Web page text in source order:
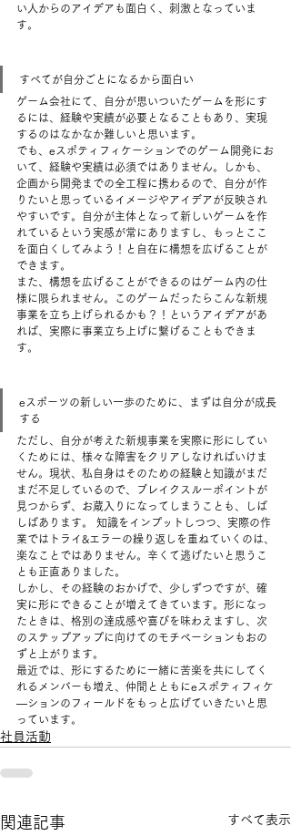
い人からのアイデアも面白く、刺激となっていま
す。
すべてが自分ごとになるから面白い
ゲーム会社にて、自分が思いついたゲームを形にす
るには、経験や実績が必要となることもあり、実現
するのはなかなか難しいと思います。
でも、eスポティフィケーションでのゲーム開発にお
いて、経験や実績は必須ではありません。しかも、
企画から開発までの全工程に携わるので、自分が作
りたいと思っているイメージやアイデアが反映され
やすいです。自分が主体となって新しいゲームを作
れているという実感が常にありますし、もっとここ
を面白くしてみよう！と自在に構想を広げることが
できます。
また、構想を広げることができるのはゲーム内の仕
様に限られません。このゲームだったらこんな新規
事業を立ち上げられるかも？！というアイデアがあ
れば、実際に事業立ち上げに繋げることもできま
す。
eスポーツの新しい一歩のために、まずは自分が成長
する
ただし、自分が考えた新規事業を実際に形にしてい
くためには、様々な障害をクリアしなければいけま
せん。現状、私自身はそのための経験と知識がまだ
まだ不足しているので、ブレイクスルーポイントが
見つからず、お蔵入りになってしまうことも、しば
しばあります。 知識をインプットしつつ、実際の作
業ではトライ&エラーの繰り返しを重ねていくのは、
楽なことではありません。辛くて逃げたいと思うこ
とも正直ありました。
しかし、その経験のおかげで、少しずつですが、確
実に形にできることが増えてきています。形になっ
たときは、格別の達成感や喜びを味わえますし、次
のステップアップに向けてのモチベーションもおの
ずと上がります。
最近では、形にするために一緒に苦楽を共にしてく
れるメンバーも増え、仲間とともにeスポティフィケ
―ションのフィールドをもっと広げていきたいと思
っています。
社員活動
関連記事 すべて表示